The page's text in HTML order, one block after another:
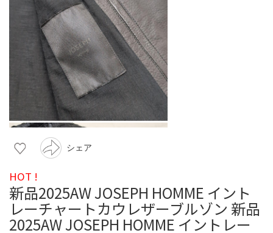
シェア
HOT !
新品2025AW JOSEPH HOMME イント
レーチャートカウレザーブルゾン 新品
2025AW JOSEPH HOMME イントレー